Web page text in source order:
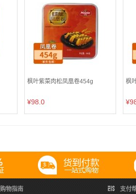
枫叶紫菜肉松凤凰卷454g
¥98.0
枫
购物指南 支付